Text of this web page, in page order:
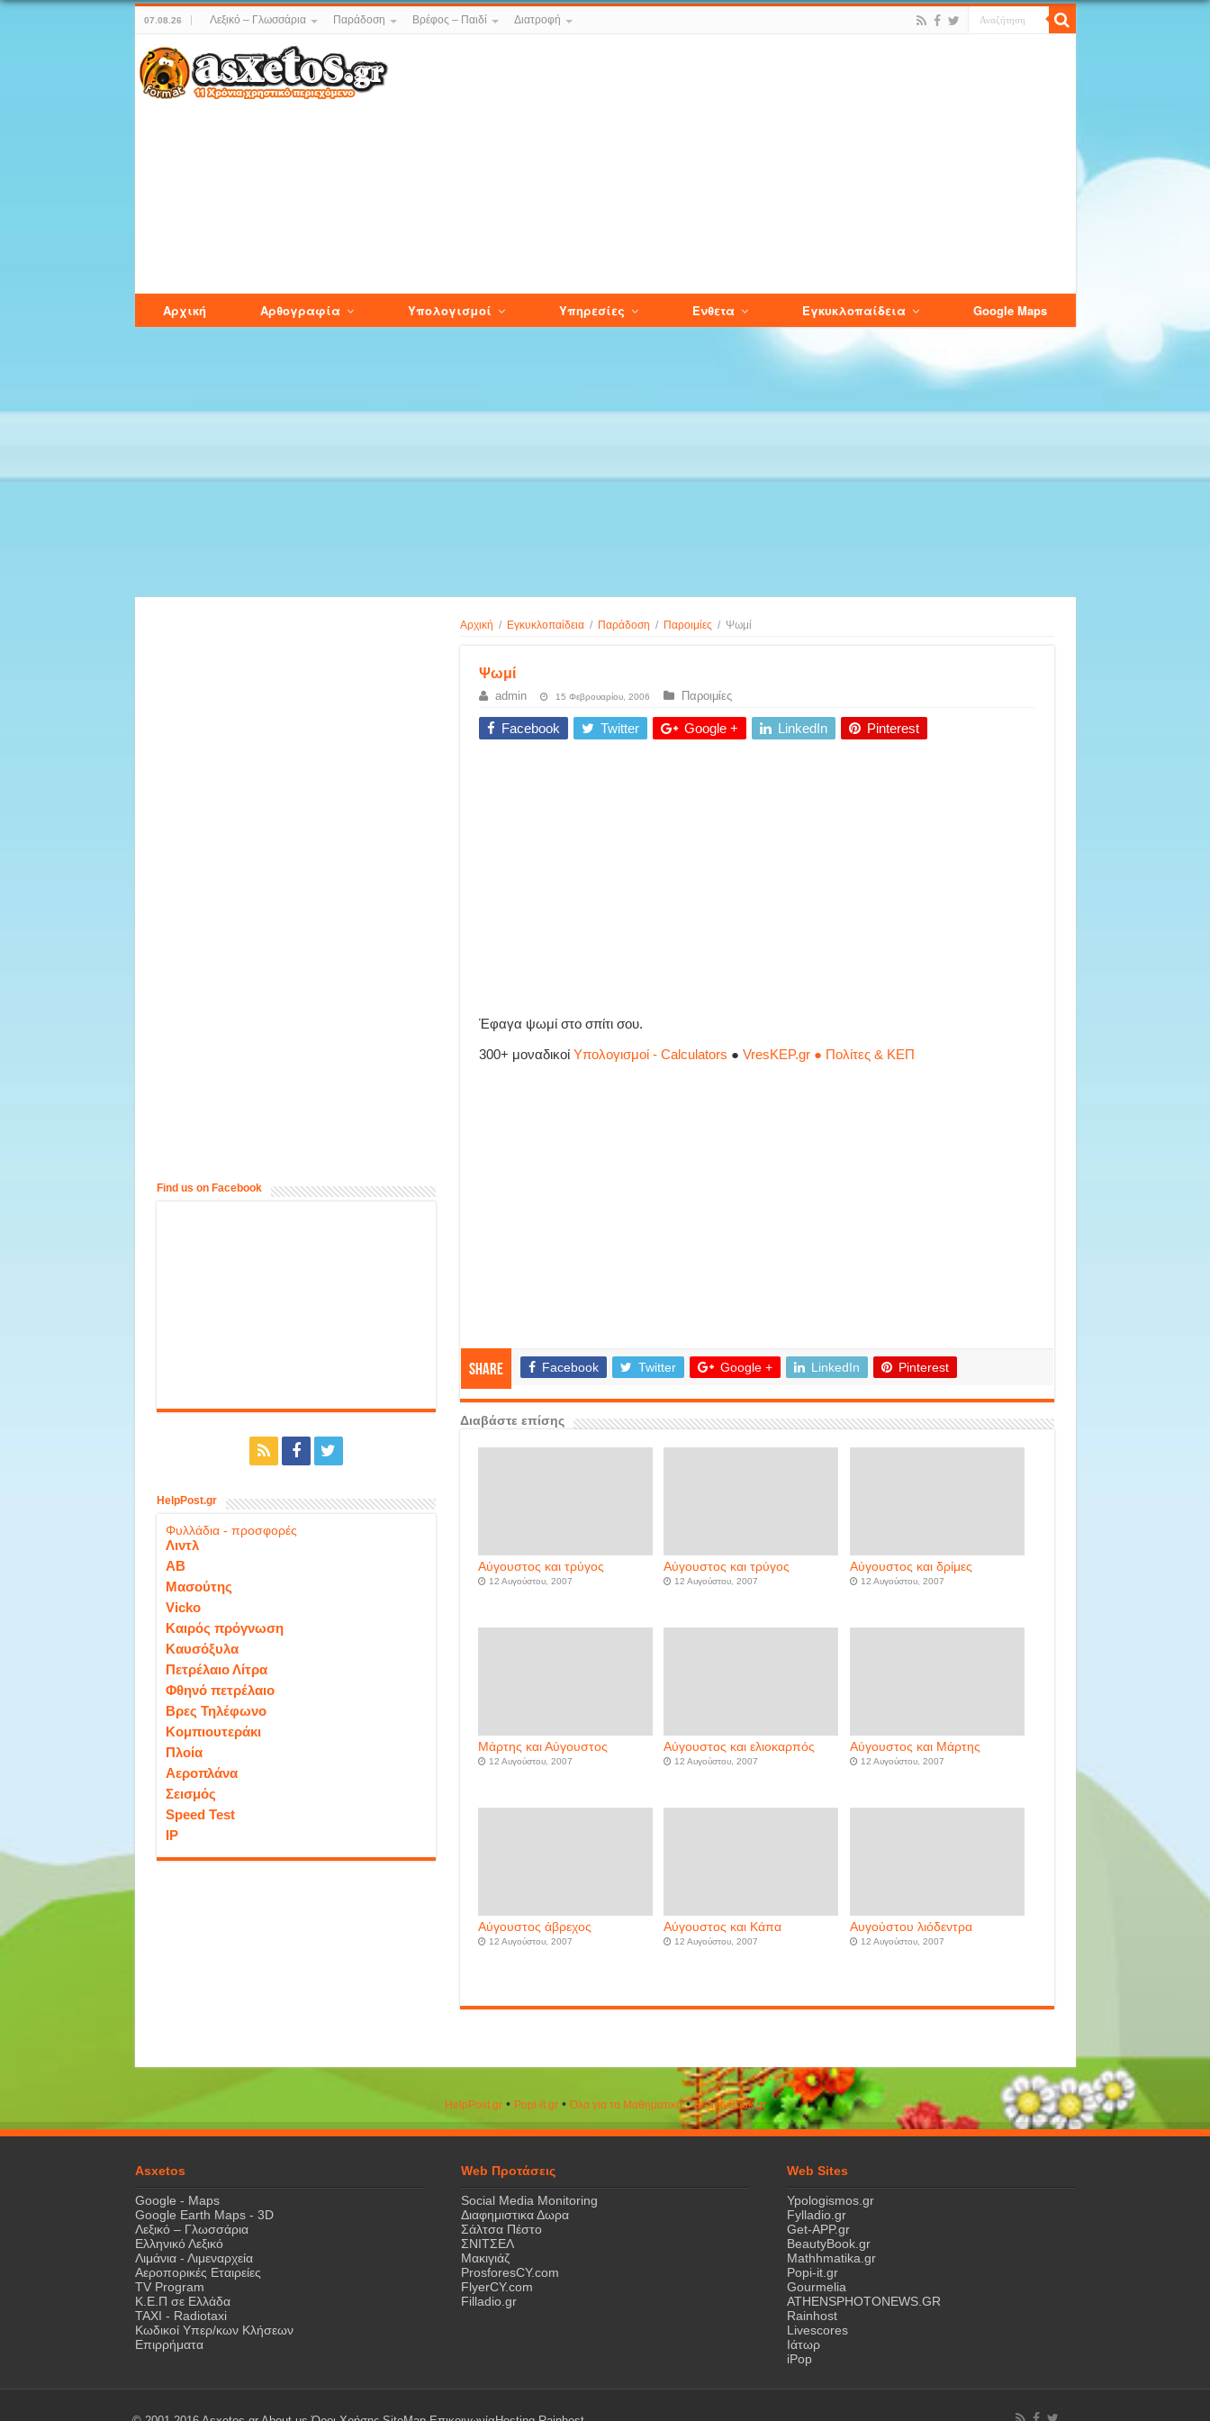
07.08.26 Λεξικό – Γλωσσάρια Παράδοση Βρέφος – Παιδί Διατροφή
Αρχική Αρθογραφία Υπολογισμοί Υπηρεσίες Ενθετα Εγκυκλοπαίδεια Google Maps
Αρχική / Εγκυκλοπαίδεια / Παράδοση / Παροιμίες / Ψωμί
Ψωμί
admin 15 Φεβρουαρίου, 2006 Παροιμίες
Facebook Twitter Google + LinkedIn Pinterest
Έφαγα ψωμί στο σπίτι σου.
300+ μοναδικοί Υπολογισμοί - Calculators ● VresKEP.gr ● Πολίτες & ΚΕΠ
Share Facebook Twitter Google + LinkedIn Pinterest
Διαβάστε επίσης
Αύγουστος και τρύγος
12 Αυγούστου, 2007
Αύγουστος και τρύγος
12 Αυγούστου, 2007
Αύγουστος και δρίμες
12 Αυγούστου, 2007
Μάρτης και Αύγουστος
12 Αυγούστου, 2007
Αύγουστος και ελιοκαρπός
12 Αυγούστου, 2007
Αύγουστος και Μάρτης
12 Αυγούστου, 2007
Αύγουστος άβρεχος
12 Αυγούστου, 2007
Αύγουστος και Κάπα
12 Αυγούστου, 2007
Αυγούστου λιόδεντρα
12 Αυγούστου, 2007
Find us on Facebook
HelpPost.gr
Φυλλάδια - προσφορές
Λιντλ
ΑΒ
Μασούτης
Vicko
Καιρός πρόγνωση
Καυσόξυλα
Πετρέλαιο Λίτρα
Φθηνό πετρέλαιο
Βρες Τηλέφωνο
Κομπιουτεράκι
Πλοία
Αεροπλάνα
Σεισμός
Speed Test
IP
HelpPost.gr• Popi-it.gr•Όλα για τα Μαθηματικά•ΒeautyΒook.gr
Asxetos
Google - Maps
Google Earth Maps - 3D
Λεξικό – Γλωσσάρια
Ελληνικό Λεξικό
Λιμάνια - Λιμεναρχεία
Αεροπορικές Εταιρείες
TV Program
Κ.Ε.Π σε Ελλάδα
ΤΑΧΙ - Radiotaxi
Κωδικοί Υπερ/κων Κλήσεων
Επιρρήματα
Web Προτάσεις
Social Media Monitoring
Διαφημιστικα Δωρα
Σάλτσα Πέστο
ΣΝΙΤΣΕΛ
Μακιγιάζ
ProsforesCY.com
FlyerCY.com
Filladio.gr
Web Sites
Ypologismos.gr
Fylladio.gr
Get-APP.gr
BeautyBook.gr
Mathhmatika.gr
Popi-it.gr
Gourmelia
ATHENSPHOTONEWS.GR
Rainhost
Livescores
Ιάτωρ
iPop